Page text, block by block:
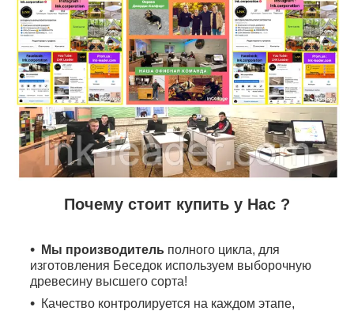
Почему стоит купить у Нас ?
Мы производитель полного цикла, для
изготовления Беседок используем выборочную
древесину высшего сорта!
Качество контролируется на каждом этапе,